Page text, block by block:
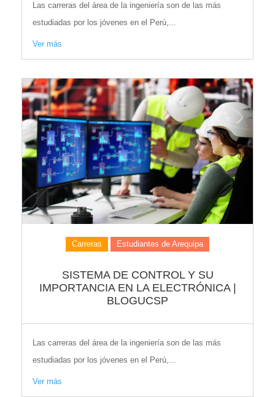
Las carreras del área de la ingeniería son de las más
estudiadas por los jóvenes en el Perú,...
Ver más
Carreras Estudiantes de Arequipa
SISTEMA DE CONTROL Y SU
IMPORTANCIA EN LA ELECTRÓNICA |
BLOGUCSP
Las carreras del área de la ingeniería son de las más
estudiadas por los jóvenes en el Perú,...
Ver más